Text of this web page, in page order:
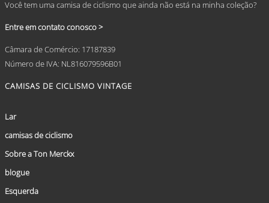
Você tem uma camisa de ciclismo que ainda não está na minha coleção?
Entre em contato conosco >
Câmara de Comércio: 17187839
Número de IVA: NL816079596B01
CAMISAS DE CICLISMO VINTAGE
Lar
camisas de ciclismo
Sobre a Ton Merckx
blogue
Esquerda